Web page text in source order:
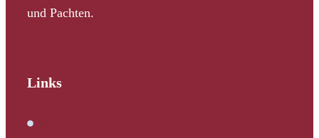
und Pachten.
Links